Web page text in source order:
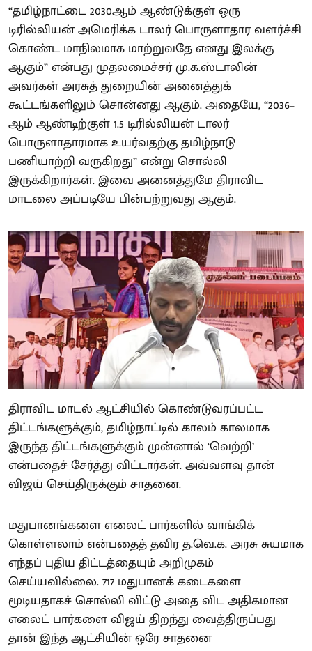
“தமிழ்நாட்டை 2030ஆம் ஆண்டுக்குள் ஒரு
டிரில்லியன் அமெரிக்க டாலர் பொருளாதார வளர்ச்சி
கொண்ட மாநிலமாக மாற்றுவதே எனது இலக்கு
ஆகும்” என்பது முதலமைச்சர் மு.க.ஸ்டாலின்
அவர்கள் அரசுத் துறையின் அனைத்துக்
கூட்டங்களிலும் சொன்னது ஆகும். அதையே, “2036–
ஆம் ஆண்டிற்குள் 1.5 டிரில்லியன் டாலர்
பொருளாதாரமாக உயர்வதற்கு தமிழ்நாடு
பணியாற்றி வருகிறது” என்று சொல்லி
இருக்கிறார்கள். இவை அனைத்துமே திராவிட
மாடலை அப்படியே பின்பற்றுவது ஆகும்.
திராவிட மாடல் ஆட்சியில் கொண்டுவரப்பட்ட
திட்டங்களுக்கும், தமிழ்நாட்டில் காலம் காலமாக
இருந்த திட்டங்களுக்கும் முன்னால் ‘வெற்றி’
என்பதைச் சேர்த்து விட்டார்கள். அவ்வளவு தான்
விஜய் செய்திருக்கும் சாதனை.
மதுபானங்களை எலைட் பார்களில் வாங்கிக்
கொள்ளலாம் என்பதைத் தவிர த.வெ.க. அரசு சுயமாக
எந்தப் புதிய திட்டத்தையும் அறிமுகம்
செய்யவில்லை. 717 மதுபானக் கடைகளை
மூடியதாகச் சொல்லி விட்டு அதை விட அதிகமான
எலைட் பார்களை விஜய் திறந்து வைத்திருப்பது
தான் இந்த ஆட்சியின் ஒரே சாதனை